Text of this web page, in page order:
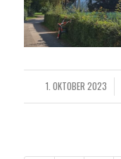
1. OKTOBER 2023
/